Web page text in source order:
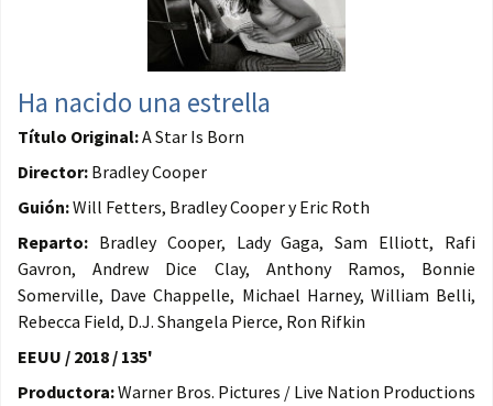
Ha nacido una estrella
Título Original:A Star Is Born
Director: Bradley Cooper
Guión:Will Fetters, Bradley Cooper y Eric Roth
Reparto: Bradley Cooper, Lady Gaga, Sam Elliott, Rafi
Gavron, Andrew Dice Clay, Anthony Ramos, Bonnie
Somerville, Dave Chappelle, Michael Harney, William Belli,
Rebecca Field, D.J. Shangela Pierce, Ron Rifkin
EEUU / 2018 / 135'
Productora:Warner Bros. Pictures / Live Nation Productions